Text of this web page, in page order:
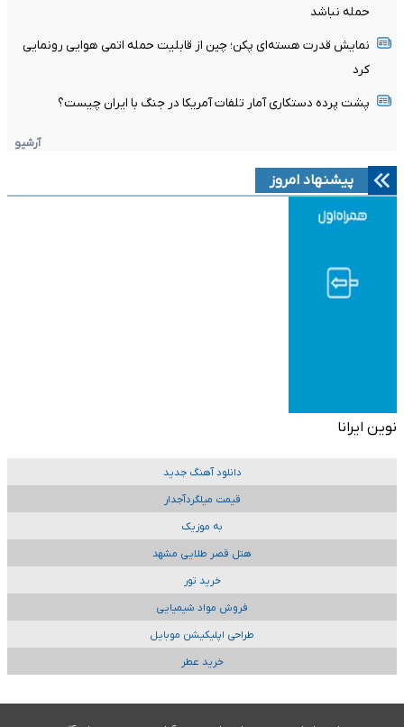
حمله نباشد
نمایش قدرت هسته‌ای پکن؛ چین از قابلیت حمله اتمی هوایی رونمایی
کرد
پشت پرده دستکاری آمار تلفات آمریکا در جنگ با ایران چیست؟
آرشیو
پیشنهاد امروز
نوین ایرانا
دانلود آهنگ جدید
قیمت میلگردآجدار
به موزیک
هتل قصر طلایی مشهد
خرید تور
فروش مواد شیمیایی
طراحی اپلیکیشن موبایل
خرید عطر